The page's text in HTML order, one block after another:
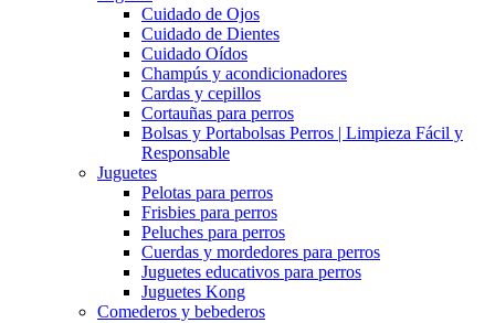
Cuidado de Ojos
Cuidado de Dientes
Cuidado Oídos
Champús y acondicionadores
Cardas y cepillos
Cortauñas para perros
Bolsas y Portabolsas Perros | Limpieza Fácil y
Responsable
Juguetes
Pelotas para perros
Frisbies para perros
Peluches para perros
Cuerdas y mordedores para perros
Juguetes educativos para perros
Juguetes Kong
Comederos y bebederos